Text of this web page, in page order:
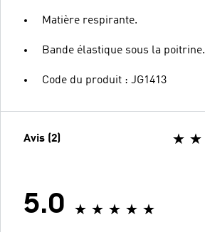
Matière respirante.
Bande élastique sous la poitrine.
Code du produit : JG1413
Avis (2)
5.0